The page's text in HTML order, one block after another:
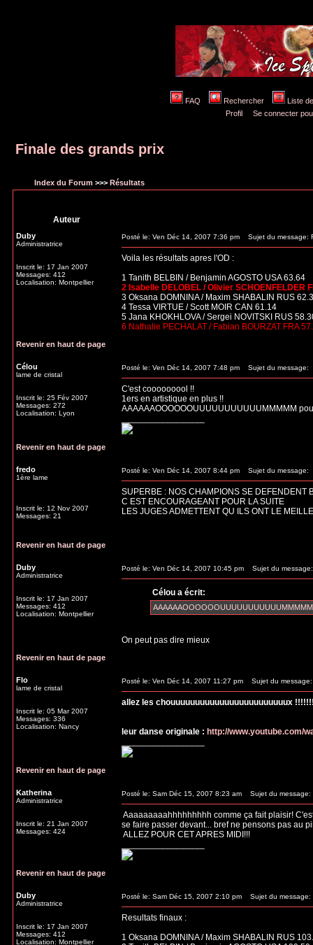
FAQ Rechercher
Liste
Profil
Se connecter
Finale des grands prix
Index du Forum >>> Résultats
Auteur
Duby
Administratrice
Inscrit le: 17 Jan 2007
Messages: 412
Localisation: Montpellier
Posté le: Ven Déc 14, 2007 7:36 pm Sujet du message:
Voila les résultats apres l'OD :
1 Tanith BELBIN / Benjamin AGOSTO USA 63.64
2 Isabelle DELOBEL / Olivier SCHOENFELDER
3 Oksana DOMNINA / Maxim SHABALIN RUS
4 Tessa VIRTUE / Scott MOIR CAN 61.14
5 Jana KHOKHLOVA / Sergei NOVITSKI RUS
6 Nathalie PECHALAT / Fabian BOURZAT FRA
Revenir en haut de page
Célou
lame de cristal
Inscrit le: 25 Fév 2007
Messages: 272
Localisation: Lyon
Posté le: Ven Déc 14, 2007 7:48 pm Sujet du message:
C'est cooooooool !!
1ers en artistique en plus !!
AAAAAAOOOOOOUUUUUUUUUUUMMMMM
Revenir en haut de page
fredo
1ère lame
Inscrit le: 12 Nov 2007
Messages: 21
Posté le: Ven Déc 14, 2007 8:44 pm Sujet du message:
SUPERBE : NOS CHAMPIONS SE DEFENDENT
C EST ENCOURAGEANT POUR LA SUITE
LES JUGES ADMETTENT QU ILS ONT LE
Revenir en haut de page
Duby
Administratrice
Inscrit le: 17 Jan 2007
Messages: 412
Localisation: Montpellier
Posté le: Ven Déc 14, 2007 10:45 pm Sujet du message:
Célou a écrit:
On peut pas dire mieux
Revenir en haut de page
Flo
lame de cristal
Inscrit le: 05 Mar 2007
Messages: 336
Localisation: Nancy
Posté le: Ven Déc 14, 2007 11:27 pm Sujet du message:
allez les chouuuuuuuuuuuuuuuuuuuuuuuux
leur danse originale : http://www.youtube.com/
Revenir en haut de page
Katherina
Administratrice
Inscrit le: 21 Jan 2007
Messages: 424
Posté le: Sam Déc 15, 2007 8:23 am Sujet du message:
Aaaaaaaaahhhhhhhhh comme ça fait plaisir!
se faire passer devant... bref ne pensons pas au
ALLEZ POUR CET APRES MIDI!!!
Revenir en haut de page
Duby
Administratrice
Inscrit le: 17 Jan 2007
Messages: 412
Localisation: Montpellier
Posté le: Sam Déc 15, 2007 2:10 pm Sujet du message:
Resultats finaux :
1 Oksana DOMNINA / Maxim SHABALIN RUS